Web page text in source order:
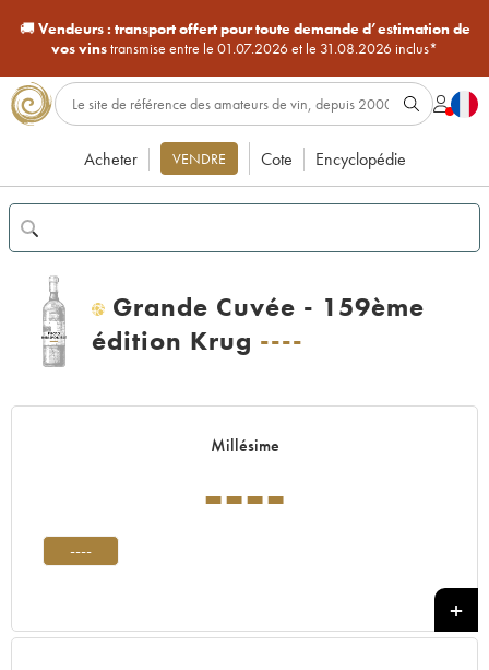
🚚Vendeurs : transport offert pour toute demande d’estimation de
vos vinstransmise entre le 01.07.2026 et le 31.08.2026 inclus*
Acheter VENDRE Cote Encyclopédie
H
Grande Cuvée - 159ème
édition Krug ----
Millésime
----
----